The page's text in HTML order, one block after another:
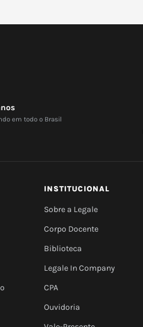
em todo o Brasil
INSTITUCIONAL
Sobre a Legale
Corpo Docente
Biblioteca
Legale In Company
CPA
Ouvidoria